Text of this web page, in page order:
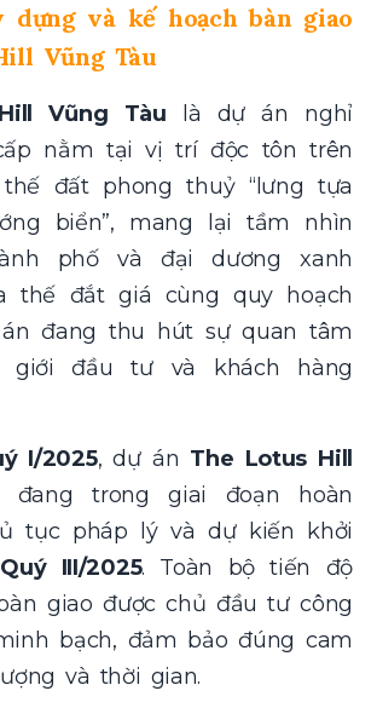
dựng và kế hoạch bàn giao
Vũng Tàu
Vũng Tàu là dự án nghỉ
nằm tại vị trí độc tôn trên
đất phong thuỷ “lưng tựa
biển”, mang lại tầm nhìn
phố và đại dương xanh
thế đắt giá cùng quy hoạch
đang thu hút sự quan tâm
đầu tư và khách hàng
I/2025, dự án The Lotus Hill
trong giai đoạn hoàn
tục pháp lý và dự kiến khởi
Quý III/2025. Toàn bộ tiến độ
giao được chủ đầu tư công
bạch, đảm bảo đúng cam
và thời gian.